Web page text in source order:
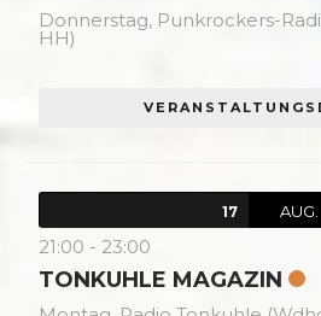
Donnerstag, Punkrockers-
HH)
17 AUG.
21:00 - 23:00
TONKUHLE MAGAZIN